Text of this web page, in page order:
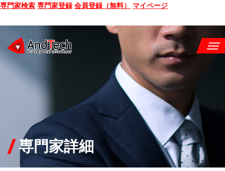
専門家検索 専門家登録 会員登録（無料） マイページ
CONSULTING
SERVICE
COMPANY
専門家詳細